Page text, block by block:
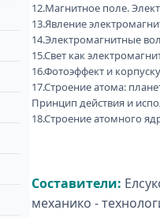
12.Магнитное поле.
13.Явление
14.Электромагнитные
15.Свет как
16.Фотоэффект и
17.Строение атома:
Принцип действия и
18.Строение атомного
Составители:
механико -